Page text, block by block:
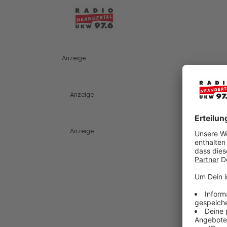
Anzeige
Anzeige
Anzeige